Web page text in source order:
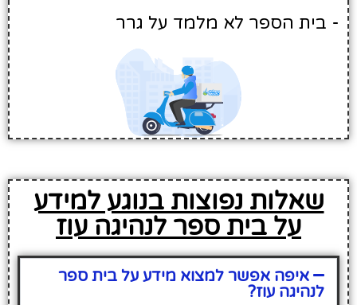
- בית הספר לא מלמד על גרר
שאלות נפוצות בנוגע למידע
על בית ספר לנהיגה עוז
איפה אפשר למצוא מידע על בית ספר
לנהיגה עוז?